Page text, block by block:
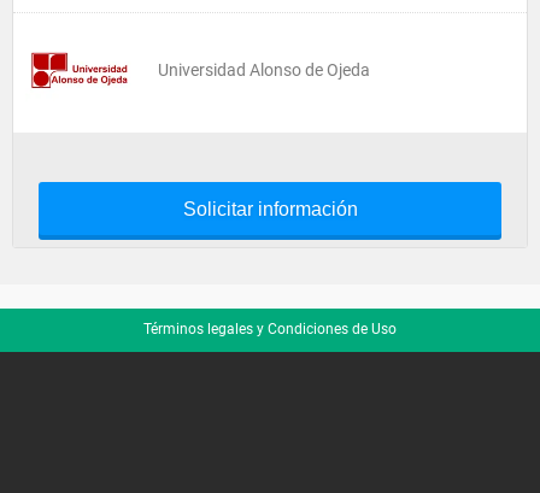
Universidad Alonso de Ojeda
Solicitar información
Términos legales y Condiciones de Uso